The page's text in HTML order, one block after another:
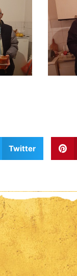
Twitter